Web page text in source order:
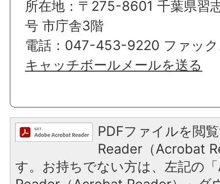
所在地：〒275-8601 千葉県習
号 市庁舎3階
電話：047-453-9220 ファッ
キャッチボールメールを送る
PDFファイルを閲
Reader（Acrobat
す。お持ちでない方は、左記の